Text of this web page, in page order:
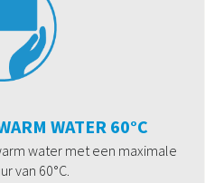
WATER 60°C
water met een maximale
van 60°C.